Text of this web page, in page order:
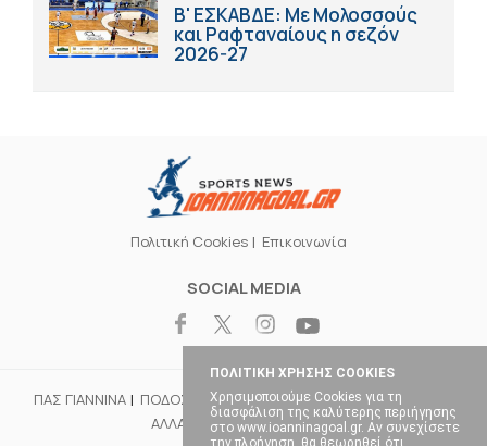
ΠΟΛΙΤΙΚΗ ΧΡΗΣΗΣ COOKIES
Χρησιμοποιούμε Cookies για τη
διασφάλιση της καλύτερης περιήγησης
στο www.ioanninagoal.gr. Αν συνεχίσετε
την πλοήγηση, θα θεωρηθεί ότι
Β' ΕΣΚΑΒΔΕ: Με Μολοσσούς
και Ραφταναίους η σεζόν
2026-27
Πολιτική Cookies Επικοινωνία
SOCIAL MEDIA
ΠΑΣ ΓΙΑΝΝΙΝΑ ΠΟΔΟΣΦΑΙΡΟ ΜΠΑΣΚΕΤ ΒΟΛΕΪ
ΧΑΝΤΜΠΟΛ
ΑΛΛΑ ΣΠΟΡ
ΕΠΙΚΑΙΡΟΤΗΤΑ